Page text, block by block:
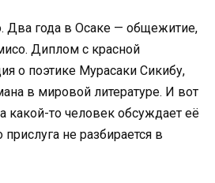
Два года в Осаке — общежитие,
Диплом с красной
о поэтике Мурасаки Сикибу,
в мировой литературе. И вот
какой-то человек обсуждает её
не разбирается в